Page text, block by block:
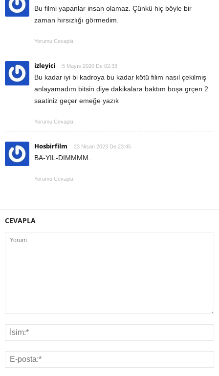
Bu filmi yapanlar insan olamaz. Çünkü hiç böyle bir
zaman hırsızlığı görmedim.
Yorumu Cevapla
izleyici 5 Mayıs 2020 De 02:33
Bu kadar iyi bi kadroya bu kadar kötü filim nasıl çekilmiş
anlayamadım bitsin diye dakikalara baktım boşa grçen 2
saatiniz geçer emeğe yazık
Yorumu Cevapla
Hosbirfilm 23 Nisan 2023 De 23:45
BA-YIL-DIMMMM.
Yorumu Cevapla
CEVAPLA